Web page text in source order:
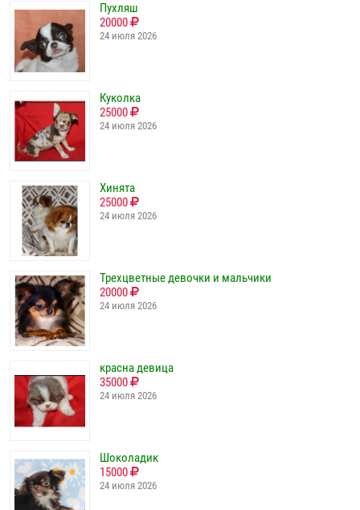
Пухляш
20000
24 июля 2026
Куколка
25000
24 июля 2026
Хинята
25000
24 июля 2026
Трехцветные девочки и мальчики
20000
24 июля 2026
красна девица
35000
24 июля 2026
Шоколадик
15000
24 июля 2026